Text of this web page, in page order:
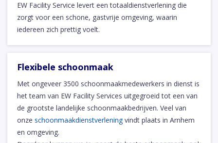
EW Facility Service levert een totaaldienstverlening die
zorgt voor een schone, gastvrije omgeving, waarin
iedereen zich prettig voelt.
Flexibele schoonmaak
Met ongeveer 3500 schoonmaakmedewerkers in dienst is
het team van EW Facility Services uitgegroeid tot een van
de grootste landelijke schoonmaakbedrijven. Veel van
onze schoonmaakdienstverleningvindt plaats in Arnhem
en omgeving.